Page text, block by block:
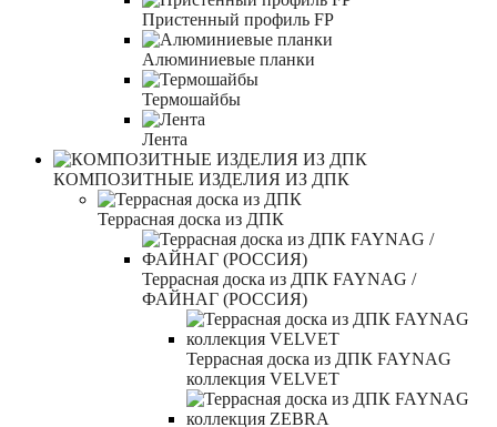
Пристенный профиль FP
Алюминиевые планки
Термошайбы
Лента
КОМПОЗИТНЫЕ ИЗДЕЛИЯ ИЗ ДПК
Террасная доска из ДПК
Террасная доска из ДПК FAYNAG /
ФАЙНАГ (РОССИЯ)
Террасная доска из ДПК FAYNAG
коллекция VELVET